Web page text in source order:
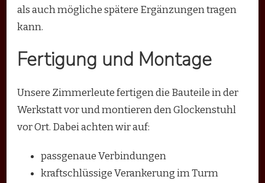
als auch mögliche spätere Ergänzungen tragen
kann.
Fertigung und Montage
Unsere Zimmerleute fertigen die Bauteile in der
Werkstatt vor und montieren den Glockenstuhl
vor Ort. Dabei achten wir auf:
passgenaue Verbindungen
kraftschlüssige Verankerung im Turm